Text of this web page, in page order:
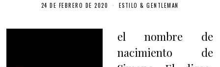
24 DE FEBRERO DE 2020 ESTILO & GENTLEMAN
el nombre de
nacimiento de